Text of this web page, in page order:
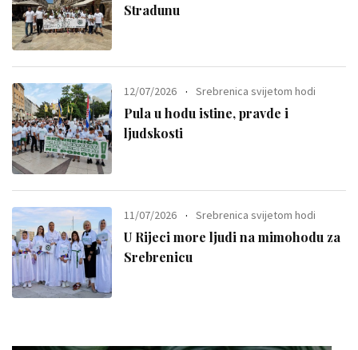
Stradunu
12/07/2026 Srebrenica svijetom hodi
Pula u hodu istine, pravde i
ljudskosti
11/07/2026 Srebrenica svijetom hodi
U Rijeci more ljudi na mimohodu za
Srebrenicu